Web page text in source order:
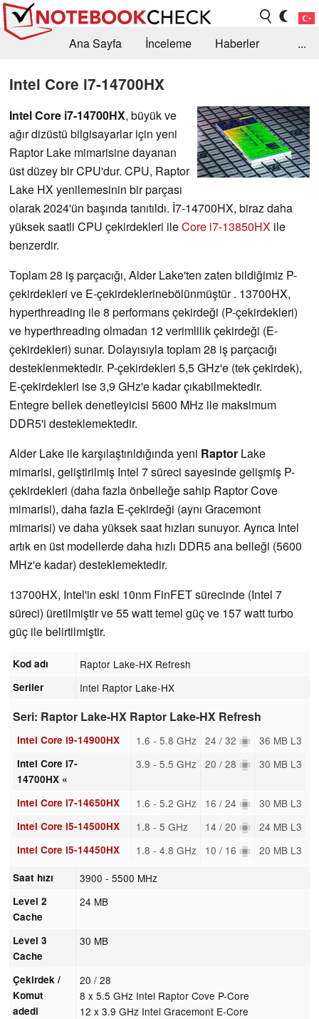
Ana Sayfa İnceleme
Haberler
...
Intel Core i7-14700HX
Intel Core i7-14700HX, büyük ve
ağır dizüstü bilgisayarlar için yeni
Raptor Lake mimarisine dayanan
üst düzey bir CPU'dur. CPU, Raptor
Lake HX yenilemesinin bir parçası
olarak 2024'ün başında tanıtıldı. İ7-14700HX, biraz daha
yüksek saatli CPU çekirdekleri ileCore i7-13850HX ile
benzerdir.
Toplam 28 işparçacığı, Alder Lake'ten zaten bildiğimiz P-
çekirdekleri ve E-çekirdeklerinebölünmüştür. 13700HX,
hyperthreading ile 8 performans çekirdeği (P-çekirdekleri)
ve hyperthreading olmadan 12 verimlilik çekirdeği (E-
çekirdekleri) sunar. Dolayısıyla toplam 28 iş parçacığı
desteklenmektedir. P-çekirdekleri 5,5 GHz'e (tek çekirdek),
E-çekirdekleri ise 3,9 GHz'e kadar çıkabilmektedir.
Entegre bellek denetleyicisi 5600 MHz ile maksimum
DDR5'i desteklemektedir.
Alder Lake ile karşılaştırıldığında yeni Raptor Lake
mimarisi, geliştirilmiş Intel 7 süreci sayesinde gelişmiş P-
çekirdekleri (daha fazla önbelleğe sahip Raptor Cove
mimarisi), daha fazla E-çekirdeği (aynı Gracemont
mimarisi) ve daha yüksek saat hızları sunuyor. Ayrıca Intel
artık en üst modellerde daha hızlı DDR5 ana belleği (5600
MHz'e kadar) desteklemektedir.
13700HX, Intel'in eski 10nm FinFET sürecinde (Intel 7
süreci) üretilmiştir ve 55 watt temel güç ve 157 watt turbo
güç ile belirtilmiştir.
Kod adı Raptor Lake-HX Refresh
Seriler Intel Raptor Lake-HX
Seri: Raptor Lake-HX Raptor Lake-HX Refresh
Intel Core i9-14900HX 1.6 - 5.8 GHz 24 / 32 36 MB L3
Intel Core i7-
14700HX «
3.9 - 5.5 GHz 20 / 28 30 MB L3
Intel Core i7-14650HX 1.6 - 5.2 GHz 16 / 24 30 MB L3
Intel Core i5-14500HX 1.8 - 5 GHz 14 / 20 24 MB L3
Intel Core i5-14450HX 1.8 - 4.8 GHz 10 / 16 20 MB L3
Saat hızı 3900 - 5500 MHz
Level 2
Cache
24 MB
Level 3
Cache
30 MB
Çekirdek /
Komut
adedi
20 / 28
8 x 5.5 GHz Intel Raptor Cove P-Core
12 x 3.9 GHz Intel Gracemont E-Core